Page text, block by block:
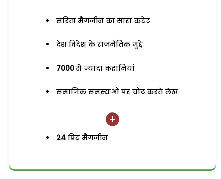
सरिता मैगजीन का सारा कंटेंट
देश विदेश के राजनैतिक मुद्दे
7000 से ज्यादा कहानियां
समाजिक समस्याओं पर चोट करते लेख
24 प्रिंट मैगजीन